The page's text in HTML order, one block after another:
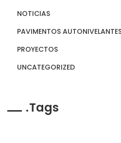
NOTICIAS
PAVIMENTOS
PROYECTOS
UNCATEGORIZED
Tags